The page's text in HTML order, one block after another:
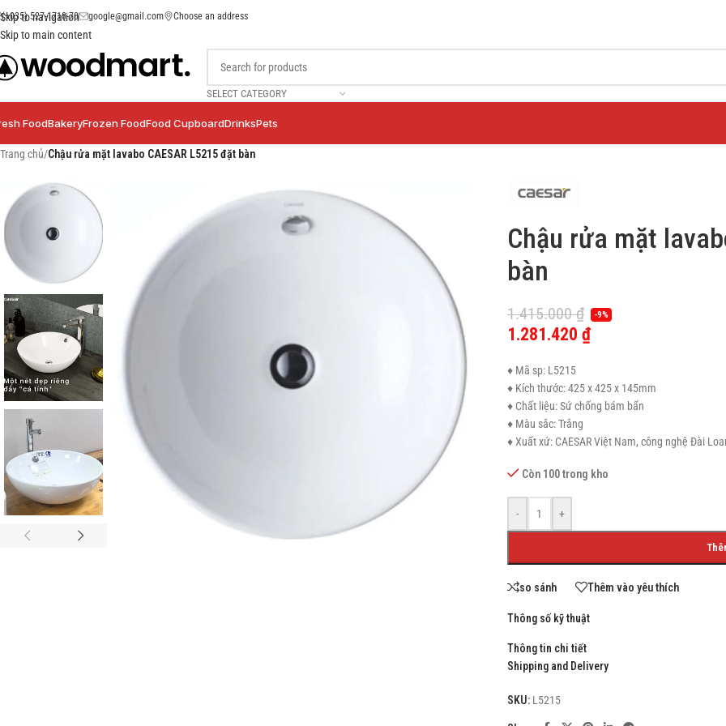
Skip to navigation
Skip to main content
(+035) 527-1710-70 google@gmail.com Choose an address
SELECT CATEGORY
FoodBakeryFrozen FoodFood CupboardDrinksPets
SHOP LAYOUTS
Filters area
Hidden sidebar
HOT
Small categories menu
Products list view
With background
Category description
Header overlap
Trang chủ/Chậu rửa mặt lavabo CAESAR L5215 đặt bàn
Chậu rửa mặt
bàn
1.415.000₫ -9%
1.281.420 ₫
♦ Mã sp: L5215
♦ Kích thước: 425 x 425 x 145mm
♦ Chất liệu: Sứ chống bám bẩn
♦ Màu sắc: Trắng
♦ Xuất xứ: CAESAR Việt Nam, công nghệ Đài
Còn 100 trong kho
- +
so sánh Thêm vào yêu thích
Thông số kỹ thuật
Thông tin chi tiết
Shipping and Delivery
SKU: L5215